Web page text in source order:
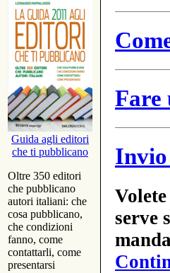
Guida agli editori
che ti pubblicano
Oltre 350 editori
che pubblicano
autori italiani: che
cosa pubblicano,
che condizioni
fanno, come
contattarli, come
presentarsi
Fare
serve